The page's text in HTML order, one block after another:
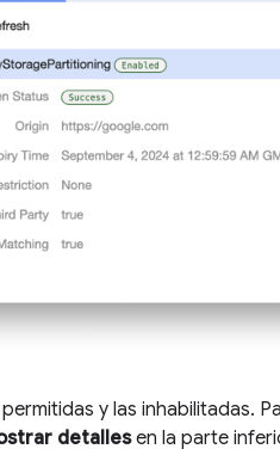
y las inhabilitadas.
detallesen la parte